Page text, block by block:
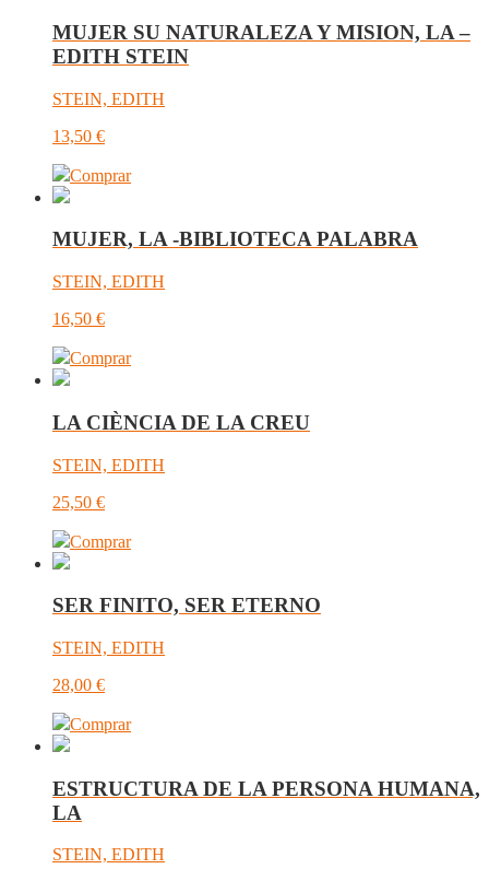
MUJER SU NATURALEZA Y MISION, LA –
EDITH STEIN
STEIN, EDITH
13,50 €
Comprar
MUJER, LA -BIBLIOTECA PALABRA
STEIN, EDITH
16,50 €
Comprar
LA CIÈNCIA DE LA CREU
STEIN, EDITH
25,50 €
Comprar
SER FINITO, SER ETERNO
STEIN, EDITH
28,00 €
Comprar
ESTRUCTURA DE LA PERSONA HUMANA,
LA
STEIN, EDITH